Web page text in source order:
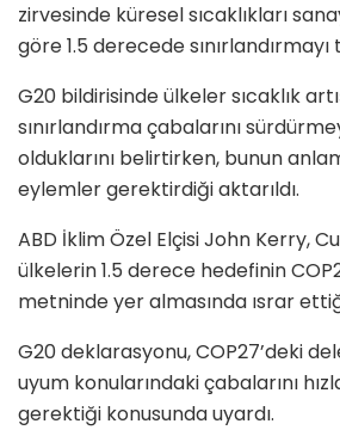
zirvesinde küresel sıcaklıkları
göre 1.5 derecede
G20 bildirisinde ülkeler sıcaklık
sınırlandırma çabalarını
olduklarını belirtirken, bunun
eylemler gerektirdiği aktarıldı.
ABD İklim Özel Elçisi John Kerry,
ülkelerin 1.5 derece hedefinin
metninde yer almasında ısrar
G20 deklarasyonu, COP27’deki
uyum konularındaki çabalarını
gerektiği konusunda uyardı.